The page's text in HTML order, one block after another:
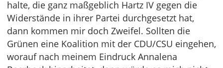
halte, die ganz maßgeblich Hartz IV gegen die
Widerstände in ihrer Partei durchgesetzt hat,
dann kommen mir doch Zweifel. Sollten die
Grünen eine Koalition mit der CDU/CSU eingehen,
worauf nach meinem Eindruck Annalena